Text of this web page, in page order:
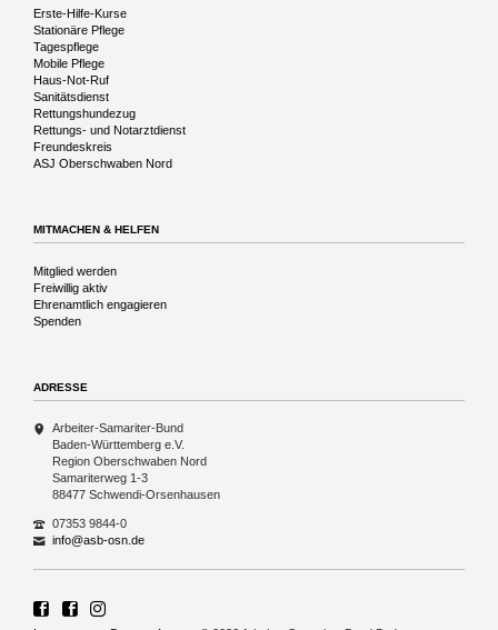
Navigation
überspringen
Erste-Hilfe-Kurse
Stationäre Pflege
Tagespflege
Mobile Pflege
Haus-Not-Ruf
Sanitätsdienst
Rettungshundezug
Rettungs- und Notarztdienst
Freundeskreis
ASJ Oberschwaben Nord
MITMACHEN & HELFEN
Navigation
überspringen
Mitglied werden
Freiwillig aktiv
Ehrenamtlich engagieren
Spenden
ADRESSE
Arbeiter-Samariter-Bund
Baden-Württemberg e.V.
Region Oberschwaben Nord
Samariterweg 1-3
88477 Schwendi-Orsenhausen
07353 9844-0
info@asb-osn.de
ASB Region Oberschwaben Nord
ASB Rettungshundezug Region Oberschwaben Nord